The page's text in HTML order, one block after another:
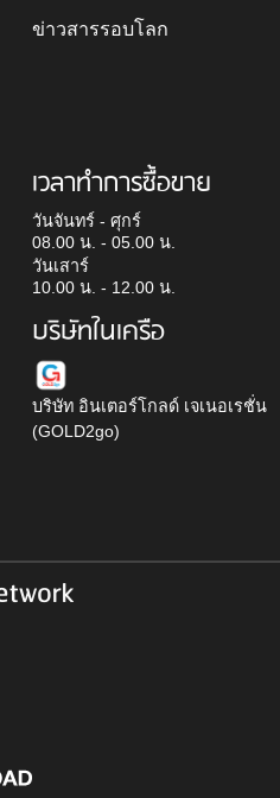
ข่าวสารรอบโลก
เวลาทำการซื้อขาย
วันจันทร์ - ศุกร์
08.00 น. - 05.00 น.
วันเสาร์
10.00 น. - 12.00 น.
บริษัทในเครือ
บริษัท อินเตอร์โกลด์ เจเนอเรชั่น
(GOLD2go)